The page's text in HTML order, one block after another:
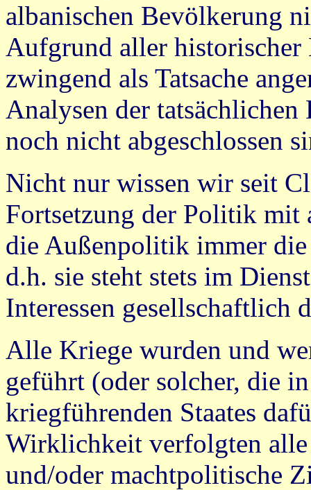
albanischen Bevölkerung
Aufgrund aller historischer
zwingend als Tatsache
Analysen der
noch nicht abgeschlossen
Nicht nur wissen wir seit
Fortsetzung der Politik mit
die Außenpolitik immer
d.h. sie steht stets im
Interessen gesellschaftlich
Alle Kriege wurden und
geführt (oder solcher, die
kriegführenden Staates
Wirklichkeit verfolgten alle
und/oder machtpolitische